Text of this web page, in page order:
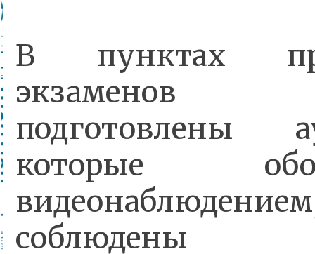
В пунктах
подготовлены
которые
соблюдены